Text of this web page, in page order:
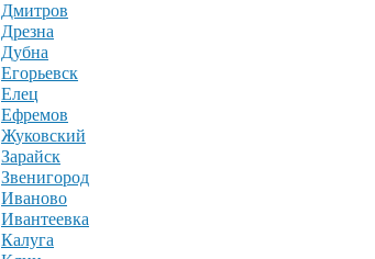
Дмитров
Дрезна
Дубна
Егорьевск
Елец
Ефремов
Жуковский
Зарайск
Звенигород
Иваново
Ивантеевка
Калуга